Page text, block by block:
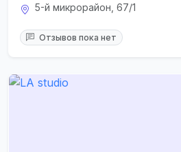
5-й микрорайон, 67/1
Отзывов пока нет